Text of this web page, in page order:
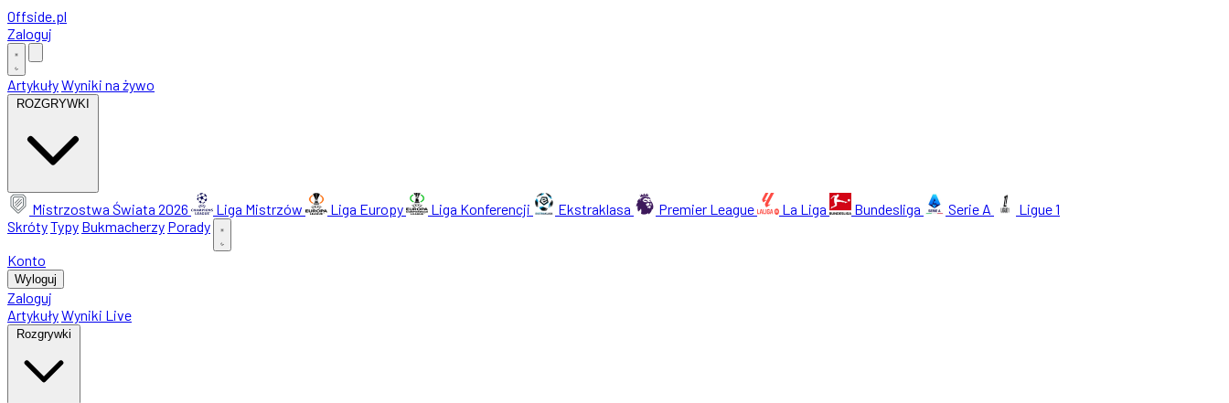
Offside.pl
Zaloguj
ArtykułyWyniki na żywo
ROZGRYWKI
Mistrzostwa Świata 2026 Liga Mistrzów Liga Europy Liga Konferencji Ekstraklasa Premier League La Liga Bundesliga Serie A
Ligue 1
SkrótyTypy Bukmacherzy Porady
Konto
Wyloguj
Zaloguj
ArtykułyWyniki Live
Rozgrywki